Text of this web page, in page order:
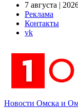
7 августа |
Реклама
Контакты
vk
Новости Омска и